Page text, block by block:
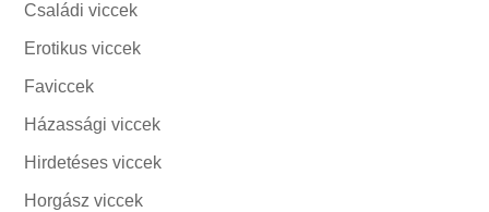
Családi viccek
Erotikus viccek
Faviccek
Házassági viccek
Hirdetéses viccek
Horgász viccek